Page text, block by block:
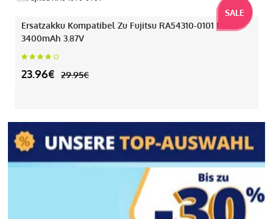
SALE
Ersatzakku Kompatibel Zu Fujitsu RA54310-0101 Mit
3400mAh 3.87V
23.96€ 29.95€